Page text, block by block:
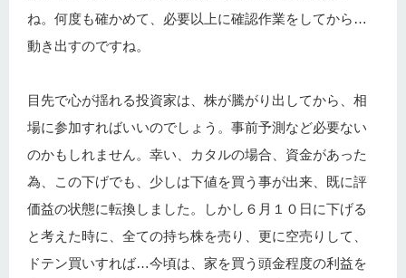
ね。何度も確かめて、必要以上に確認作業をしてから…
動き出すのですね。
目先で心が揺れる投資家は、株が騰がり出してから、相
場に参加すればいいのでしょう。事前予測など必要ない
のかもしれません。幸い、カタルの場合、資金があった
為、この下げでも、少しは下値を買う事が出来、既に評
価益の状態に転換しました。しかし６月１０日に下げる
と考えた時に、全ての持ち株を売り、更に空売りして、
ドテン買いすれば…今頃は、家を買う頭金程度の利益を